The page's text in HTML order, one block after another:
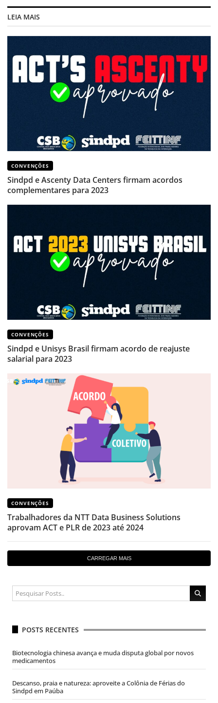
LEIA MAIS
CONVENÇÕES
Sindpd e Ascenty Data Centers firmam acordos
complementares para 2023
CONVENÇÕES
Sindpd e Unisys Brasil firmam acordo de reajuste
salarial para 2023
CONVENÇÕES
Trabalhadores da NTT Data Business Solutions
aprovam ACT e PLR de 2023 até 2024
CARREGAR MAIS
POSTS RECENTES
Biotecnologia chinesa avança e muda disputa global por novos
medicamentos
Descanso, praia e natureza: aproveite a Colônia de Férias do
Sindpd em Paúba